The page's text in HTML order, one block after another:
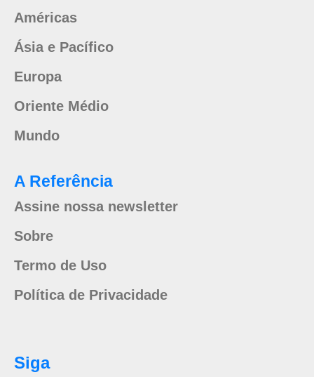
Américas
Ásia e Pacífico
Europa
Oriente Médio
Mundo
A Referência
Assine nossa newsletter
Sobre
Termo de Uso
Política de Privacidade
Siga